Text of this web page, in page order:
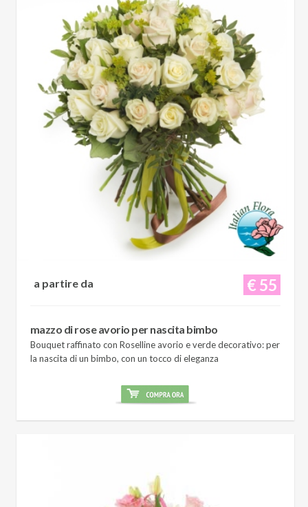
€ 55
a partire da
mazzo di rose avorio per nascita bimbo
Bouquet raffinato con Roselline avorio e verde decorativo: per
la nascita di un bimbo, con un tocco di eleganza